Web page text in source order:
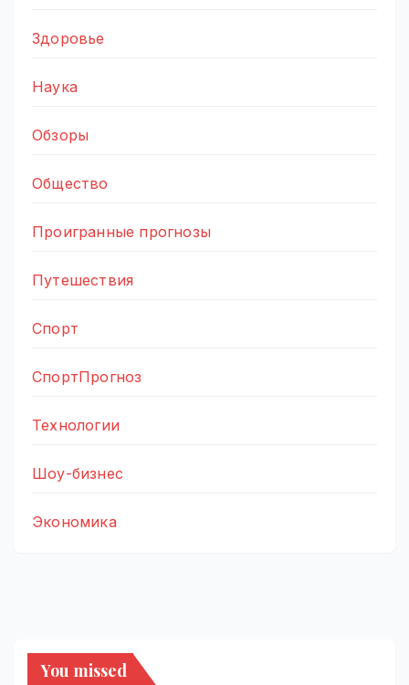
Здоровье
Наука
Обзоры
Общество
Проигранные прогнозы
Путешествия
Спорт
СпортПрогноз
Технологии
Шоу-бизнес
Экономика
You missed